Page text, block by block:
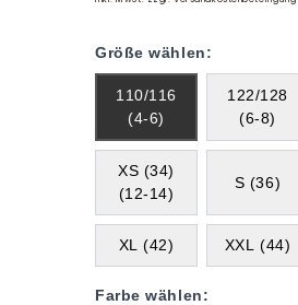
Größe wählen:
110/116
(4-6)
122/128
(6-8)
XS (34)
(12-14)
S (36)
XL (42) XXL (44)
Farbe wählen: